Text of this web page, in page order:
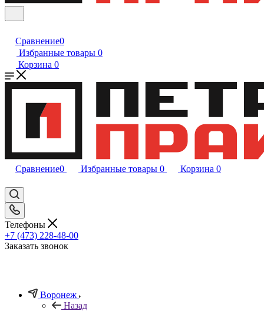
Сравнение0
Избранные товары 0
Корзина 0
Сравнение0 Избранные товары 0 Корзина 0
Телефоны
+7 (473) 228-48-00
Заказать звонок
Воронеж
Назад